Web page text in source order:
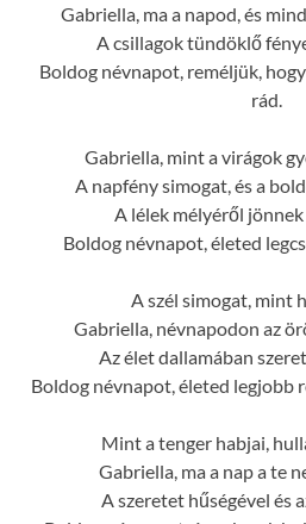
Gabriella, ma a napod, és
A csillagok tündöklő
Boldog névnapot, reméljük,
rád.
Gabriella, mint a virágok
A napfény simogat, és a
A lélek mélyéről jönnek
Boldog névnapot, életed
A szél simogat, mint
Gabriella, névnapodon az
Az élet dallamában
Boldog névnapot, életed legjobb
Mint a tenger habjai,
Gabriella, ma a nap a te
A szeretet hűségével és